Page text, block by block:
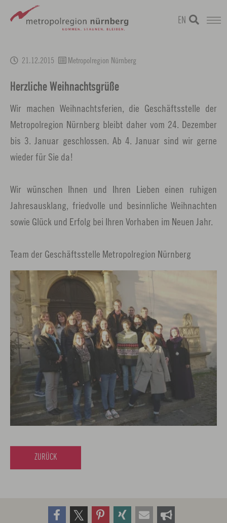
Hauptinhalt
EN
21.12.2015 Metropolregion Nürnberg
Herzliche Weihnachtsgrüße
Wir machen Weihnachtsferien, die Geschäftsstelle der
Metropolregion Nürnberg bleibt daher vom 24. Dezember
bis 3. Januar geschlossen. Ab 4. Januar sind wir gerne
wieder für Sie da!
Wir wünschen Ihnen und Ihren Lieben einen ruhigen
Jahresausklang, friedvolle und besinnliche Weihnachten
sowie Glück und Erfolg bei Ihren Vorhaben im Neuen Jahr.
Team der Geschäftsstelle Metropolregion Nürnberg
ZURÜCK